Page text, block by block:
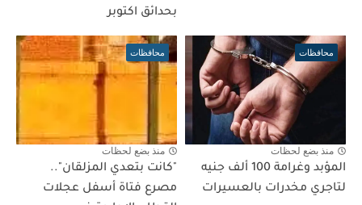
بحدائق اكتوبر
محافظات
منذ بضع لحظات
المؤبد وغرامة 100 ألف جنيه
لتاجري مخدرات بالعسيرات
محافظات
منذ بضع لحظات
"كانت بتعدي المزلقان"..
مصرع فتاة أسفل عجلات